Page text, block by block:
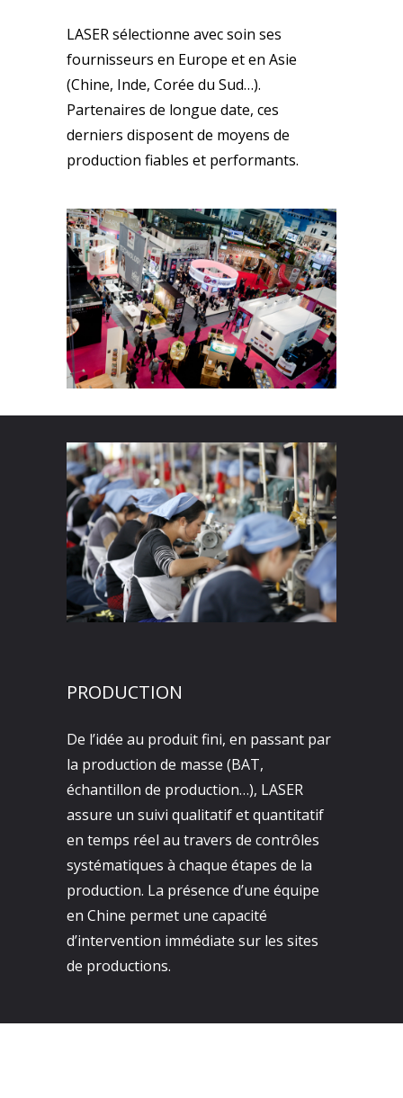
LASER sélectionne avec soin ses
fournisseurs en Europe et en Asie
(Chine, Inde, Corée du Sud…).
Partenaires de longue date, ces
derniers disposent de moyens de
production fiables et performants.
PRODUCTION
De l’idée au produit fini, en passant par
la production de masse (BAT,
échantillon de production…), LASER
assure un suivi qualitatif et quantitatif
en temps réel au travers de contrôles
systématiques à chaque étapes de la
production. La présence d’une équipe
en Chine permet une capacité
d’intervention immédiate sur les sites
de productions.